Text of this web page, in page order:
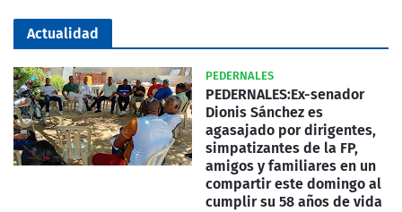
Actualidad
PEDERNALES
PEDERNALES:Ex-senador
Dionis Sánchez es
agasajado por dirigentes,
simpatizantes de la FP,
amigos y familiares en un
compartir este domingo al
cumplir su 58 años de vida